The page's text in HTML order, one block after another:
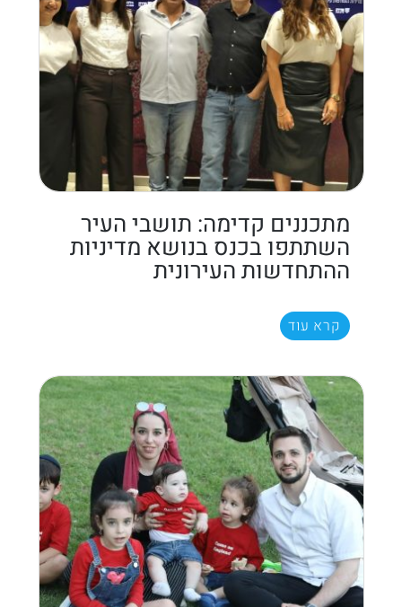
מתכננים קדימה: תושבי העיר
השתתפו בכנס בנושא מדיניות
ההתחדשות העירונית
קרא עוד